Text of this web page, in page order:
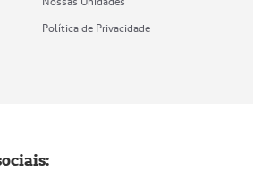
Política de Privacidade